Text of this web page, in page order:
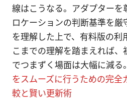
線はこうなる。アダプターを
ロケーションの判断基準を厳
を理解した上で、有料版の利
こまでの理解を踏まえれば、
でつまずく場面は大幅に減る
をスムーズに行うための完全
較と賢い更新術